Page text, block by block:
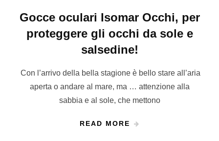
Gocce oculari Isomar Occhi, per
proteggere gli occhi da sole e
salsedine!
Con l’arrivo della bella stagione è bello stare all’aria
aperta o andare al mare, ma … attenzione alla
sabbia e al sole, che mettono
READ MORE